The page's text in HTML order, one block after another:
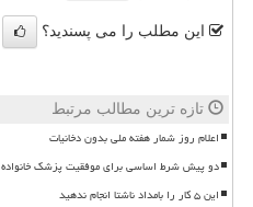
این مطلب را می پسندید؟
تازه ترین مطالب مرتبط
اعلام روز شمار هفته ملی بدون دخانیات
دو پیش شرط اساسی برای موفقیت پزشک خانواده
این ۵ کار را بامداد ناشتا انجام ندهید